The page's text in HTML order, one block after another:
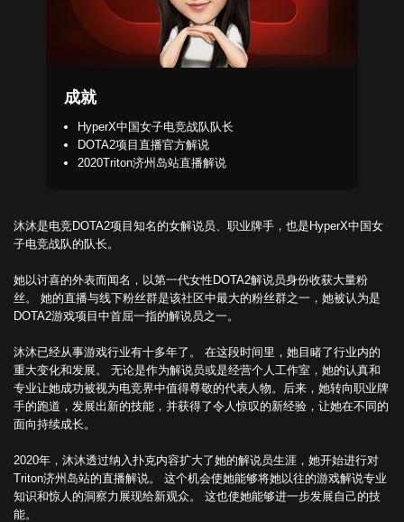
成就
HyperX中国女子电竞战队队长
DOTA2项目直播官方解说
2020Triton济州岛站直播解说
沐沐是电竞DOTA2项目知名的女解说员、职业牌手，也是HyperX中国女
子电竞战队的队长。
她以讨喜的外表而闻名，以第一代女性DOTA2解说员身份收获大量粉
丝。 她的直播与线下粉丝群是该社区中最大的粉丝群之一，她被认为是
DOTA2游戏项目中首屈一指的解说员之一。
沐沐已经从事游戏行业有十多年了。 在这段时间里，她目睹了行业内的
重大变化和发展。 无论是作为解说员或是经营个人工作室，她的认真和
专业让她成功被视为电竞界中值得尊敬的代表人物。后来，她转向职业牌
手的跑道，发展出新的技能，并获得了令人惊叹的新经验，让她在不同的
面向持续成长。
2020年，沐沐透过纳入扑克内容扩大了她的解说员生涯，她开始进行对
Triton济州岛站的直播解说。 这个机会使她能够将她以往的游戏解说专业
知识和惊人的洞察力展现给新观众。 这也使她能够进一步发展自己的技
能。